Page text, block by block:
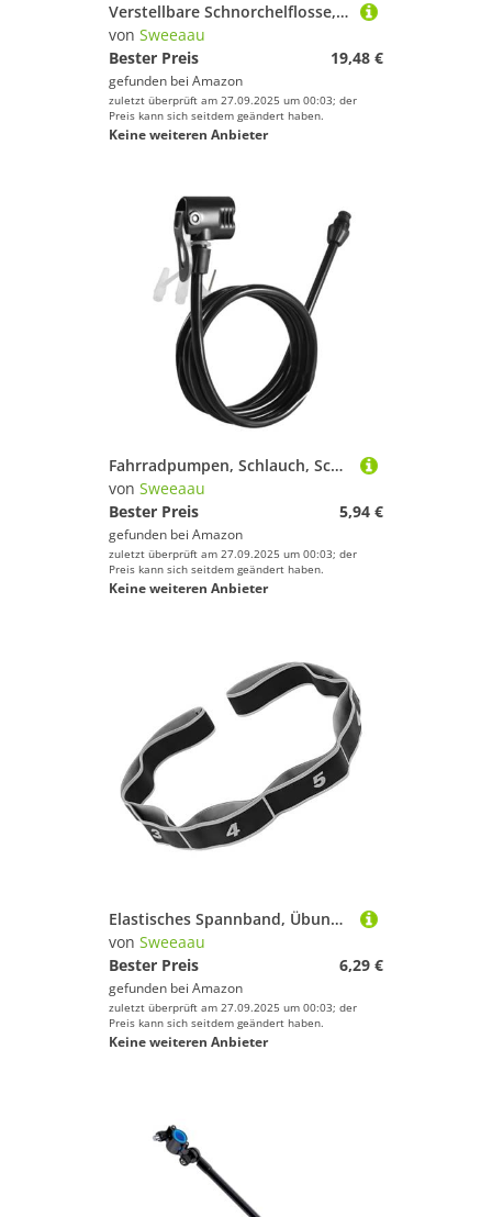
Verstellbare Schnorchelflosse, verbessert die Geschwindigkeit, Schwimmen, Tauchzubehör, atmungsaktiv, Silikon-Textur, reisefreundliche Tauchflossen
von Sweeaau
Bester Preis
19,48 €
gefunden bei Amazon
zuletzt überprüft am 27.09.2025 um 00:03; der
Preis kann sich seitdem geändert haben.
Keine weiteren Anbieter
Fahrradpumpen, Schlauch, Schlauch, Verlängerungsventile, Verbindungsstück, Fahrräder, Reifenfüller, Fahrrad-Luftschlauch
von Sweeaau
Bester Preis
5,94 €
gefunden bei Amazon
zuletzt überprüft am 27.09.2025 um 00:03; der
Preis kann sich seitdem geändert haben.
Keine weiteren Anbieter
Elastisches Spannband, Übungszug, Zugseil, Stretch-Seil, 8 Segmente, Pilates, Dehnung, weibliches Widerstandstrainingsgerät, elastisches Latein-Tanz-Dehnen
von Sweeaau
Bester Preis
6,29 €
gefunden bei Amazon
zuletzt überprüft am 27.09.2025 um 00:03; der
Preis kann sich seitdem geändert haben.
Keine weiteren Anbieter